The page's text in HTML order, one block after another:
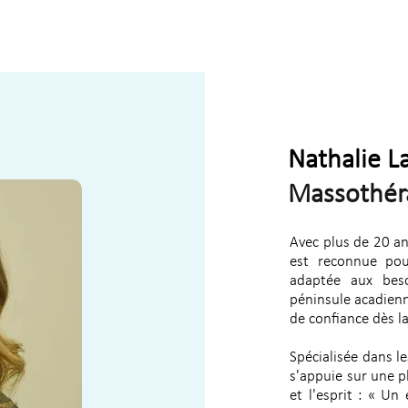
Nathalie
Avec plus de 20
est reconnue
adaptée aux
péninsule
de confiance dès
Spécialisée dans
s'appuie sur une
et l'esprit : « Un